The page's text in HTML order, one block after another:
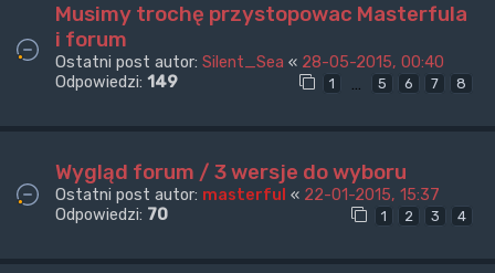
Musimy trochę przystopowac Masterfula
i forum
Ostatni post autor: Silent_Sea « 28-05-2015, 00:40
Odpowiedzi: 149 1 … 5 6 7 8
Wygląd forum / 3 wersje do wyboru
Ostatni post autor: masterful « 22-01-2015, 15:37
Odpowiedzi: 70 1 2 3 4